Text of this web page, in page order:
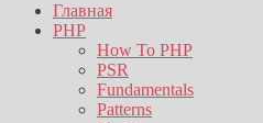
Главная
PHP
How To PHP
PSR
Fundamentals
Patterns